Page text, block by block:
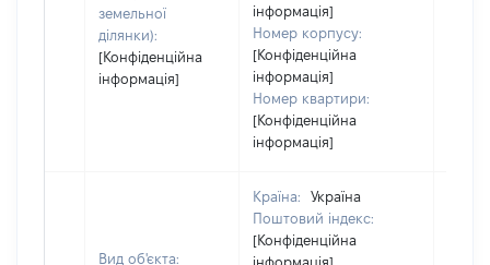
земельної
ділянки):
[Конфіденційна
інформація]
інформація]
Номер корпусу:
[Конфіденційна
інформація]
Номер квартири:
[Конфіденційна
інформація]
Вид об'єкта:
Країна:
Україна
Поштовий індекс:
[Конфіденційна
інформація]